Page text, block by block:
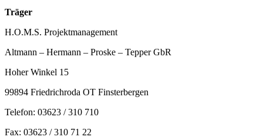
Träger
H.O.M.S. Projektmanagement
Altmann – Hermann – Proske – Tepper GbR
Hoher Winkel 15
99894 Friedrichroda OT Finsterbergen
Telefon: 03623 / 310 710
Fax: 03623 / 310 71 22